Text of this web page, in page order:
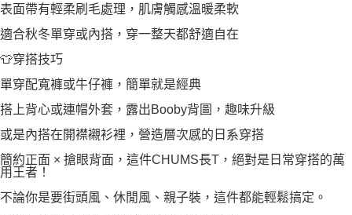
表面帶有輕柔刷毛處理，肌膚觸感溫暖柔軟
適合秋冬單穿或內搭，穿一整天都舒適自在
👕穿搭技巧
單穿配寬褲或牛仔褲，簡單就是經典
搭上背心或連帽外套，露出Booby背圖，趣味升級
或是內搭在開襟襯衫裡，營造層次感的日系穿搭
簡約正面 × 搶眼背面，這件CHUMS長T，絕對是日常穿搭的萬
用王者！
不論你是要街頭風、休閒風、親子裝，這件都能輕鬆搞定。